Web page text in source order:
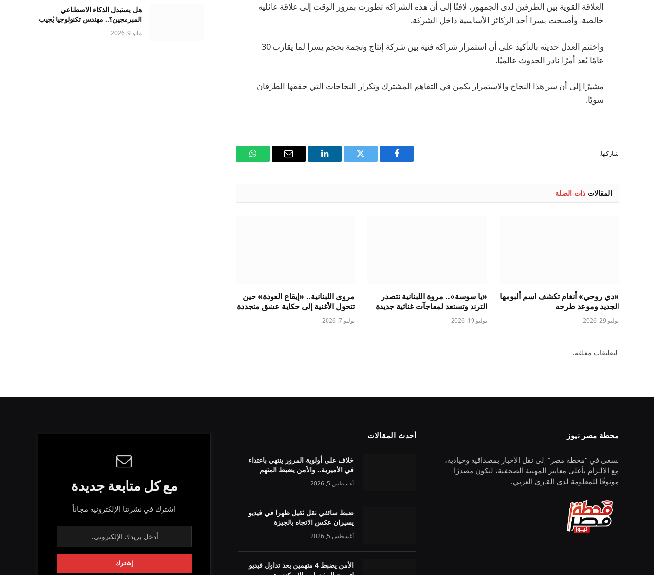
العلاقة القوية بين الطرفين لدى الجمهور، لافتًا إلى أن هذه الشراكة تطورت بمرور الوقت إلى علاقة عائلية
خالصة، وأصبحت يسرا أحد الركائز الأساسية داخل الشركة.
واختتم العدل حديثه بالتأكيد على أن استمرار شراكة فنية بين شركة إنتاج ونجمة بحجم يسرا لما يقارب 30
عامًا يُعد أمرًا نادر الحدوث عالميًا.
مشيرًا إلى أن سر هذا النجاح والاستمرار يكمن في التفاهم المشترك وتكرار النجاحات التي حققها الطرفان
سويًا.
شاركها.
فيسبوك
تويتر لينكدإن
البريد
واتساب
المقالات ذات الصلة
«دي روحي» أنغام تكشف اسم ألبومها
الجديد وموعد طرحه
يوليو 29, 2026
«يا سوسة».. مروة اللبنانية تتصدر
الترند وتستعد لمفاجآت غنائية جديدة
يوليو 19, 2026
مروى اللبنانية.. «إيقاع العودة» حين
تتحول الأغنية إلى حكاية عشق متجددة
يوليو 7, 2026
التعليقات مغلقة.
هل يستبدل الذكاء الاصطناعي
المبرمجين؟.. مهندس تكنولوجيا يُجيب
مايو 9, 2026
محطة مصر نيوز
نسعى في “محطة مصر” إلى نقل الأخبار بمصداقية وحيادية،
مع الالتزام بأعلى معايير المهنية الصحفية، لنكون مصدرًا
موثوقًا للمعلومة لدى القارئ العربي.
أحدث المقالات
خلاف على أولوية المرور ينتهي باعتداء
في الأميرية.. والأمن يضبط المتهم
أغسطس 5, 2026
ضبط سائقي نقل ثقيل ظهرا في فيديو
يسيران عكس الاتجاه بالجيزة
أغسطس 5, 2026
الأمن يضبط 4 متهمين بعد تداول فيديو
مع كل متابعة جديدة
اشترك في نشرتنا الإلكترونية مجاناً